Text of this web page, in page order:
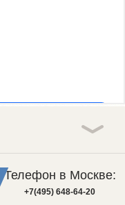
Телефон в Москве:
+7(495) 648-64-20